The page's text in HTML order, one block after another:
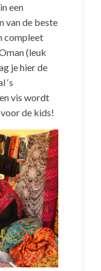
een
van de beste
compleet
(leuk
je hier de
‘s
vis wordt
de kids!